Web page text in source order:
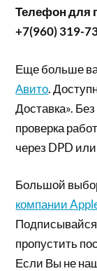
Телефон для
+7(960) 319-
Еще больше
Авито.
Доставка».
проверка
через DPD
Большой
компании
пропустить
Если Вы не